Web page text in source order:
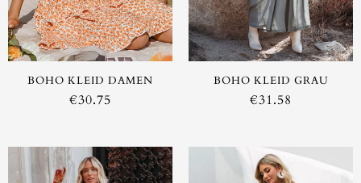
AUSVERKAUFT
BOHO KLEID DAMEN
€30.75
BOHO KLEID GRAU
€31.58